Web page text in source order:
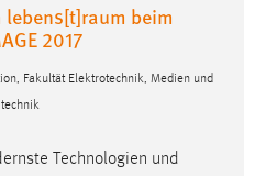
beim
2017
Fakultät Elektrotechnik, Medien und
Technologien und